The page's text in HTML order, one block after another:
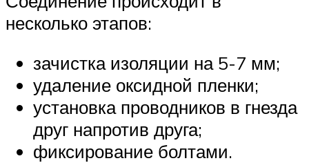
несколько этапов:
зачистка изоляции на 5-7 мм;
удаление оксидной пленки;
установка проводников в гнезда
друг напротив друга;
фиксирование болтами.